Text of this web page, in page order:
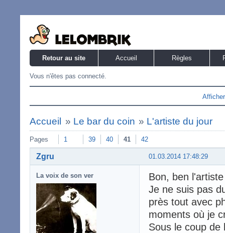
Retour au site Accueil Règles
Vous n'êtes pas connecté.
Accueil » Le bar du coin » L'artiste du jour
Pages 1 39 40 41 42
01.03.2014 17:48:29
Zgru
La voix de son ver
Bon, ben
Je ne suis pas
près tout avec
moments où je
Sous le coup